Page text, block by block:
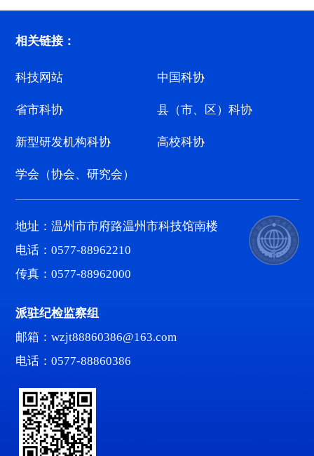
相关链接：
科技网站 中国科协
省市科协 县（市、区）科协
新型研发机构科协 高校科协
学会（协会、研究会）
地址：温州市市府路温州市科技馆南楼
电话：0577-88962210
传真：0577-88962000
派驻纪检监察组
邮箱：wzjt88860386@163.com
电话：0577-88860386